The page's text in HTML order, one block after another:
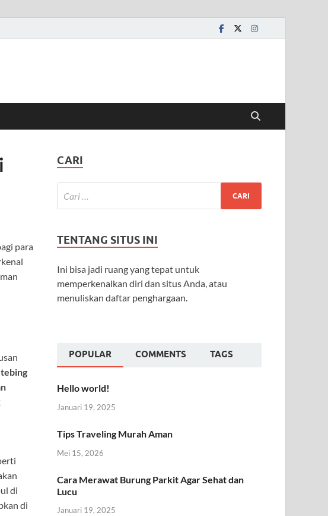
para
di
di
CARI
TENTANG SITUS INI
Ini bisa jadi ruang yang tepat untuk
memperkenalkan diri dan situs Anda, atau
menuliskan daftar penghargaan.
POPULAR COMMENTS TAGS
Hello world!
Januari 19, 2025
Tips Traveling Murah Aman
Mei 15, 2026
Cara Merawat Burung Parkit Agar Sehat dan
Lucu
Januari 19, 2025